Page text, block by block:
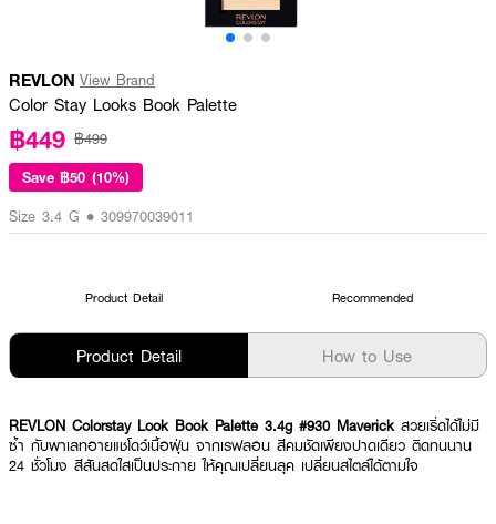
REVLON View Brand
Color Stay Looks Book Palette
฿449 ฿499
Save ฿50 (10%)
Size 3.4 G • 309970039011
Product Detail Recommended
Product Detail How to Use
REVLON Colorstay Look Book Palette 3.4g #930 Maverickสวยเริ่ดได้ไม่มี
ซ้ำ กับพาเลทอายแชโดว์เนื้อฝุ่น จากเรฟลอน สีคมชัดเพียงปาดเดียว ติดทนนาน
24 ชั่วโมง สีสันสดใสเป็นประกาย ให้คุณเปลี่ยนลุค เปลี่ยนสไตล์ได้ตามใจ